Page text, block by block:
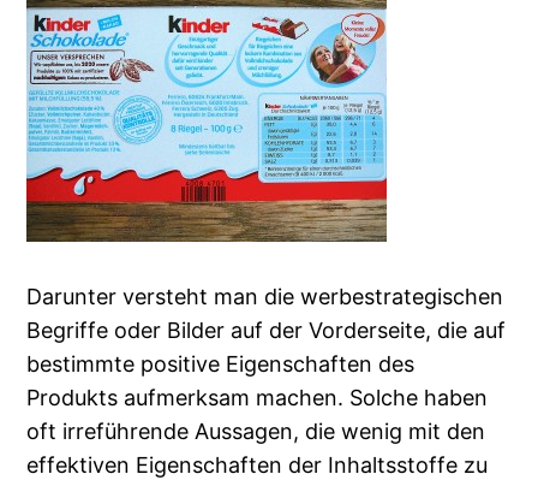
Darunter versteht man die werbestrategischen
Begriffe oder Bilder auf der Vorderseite, die auf
bestimmte positive Eigenschaften des
Produkts aufmerksam machen. Solche haben
oft irreführende Aussagen, die wenig mit den
effektiven Eigenschaften der Inhaltsstoffe zu